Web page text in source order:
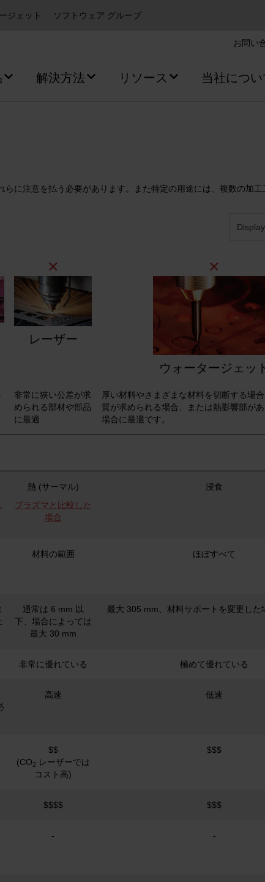
ジェット ソフトウェア グループ
お問い
解決方法 リソース 当社につい
に注意を払う必要があります。また特定の用途には、複数の加
×
レーザー
×
ウォータージェッ
非常に狭い公差が求
められる部材や部品
に最適
厚い材料やさまざまな材料を切断する場
質が求められる場合、または熱影響部が
場合に最適です。
熱 (サーマル)
プラズマと比較した
場合
浸食
材料の範囲 ほぼすべて
通常は 6 mm 以
下、場合によっては
最大 30 mm
最大 305 mm、材料サポートを変更した
非常に優れている 極めて優れている
高速 低速
$$
(CO2レーザーでは
コスト高)
$$$
$$$$ $$$
- -